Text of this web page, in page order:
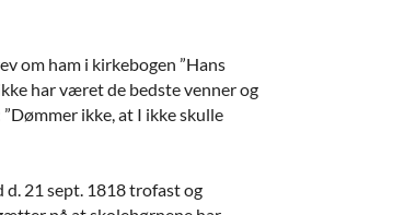
om ham i kirkebogen ”Hans
har været de bedste venner og
ikke, at I ikke skulle
d. 21 sept. 1818 trofast og